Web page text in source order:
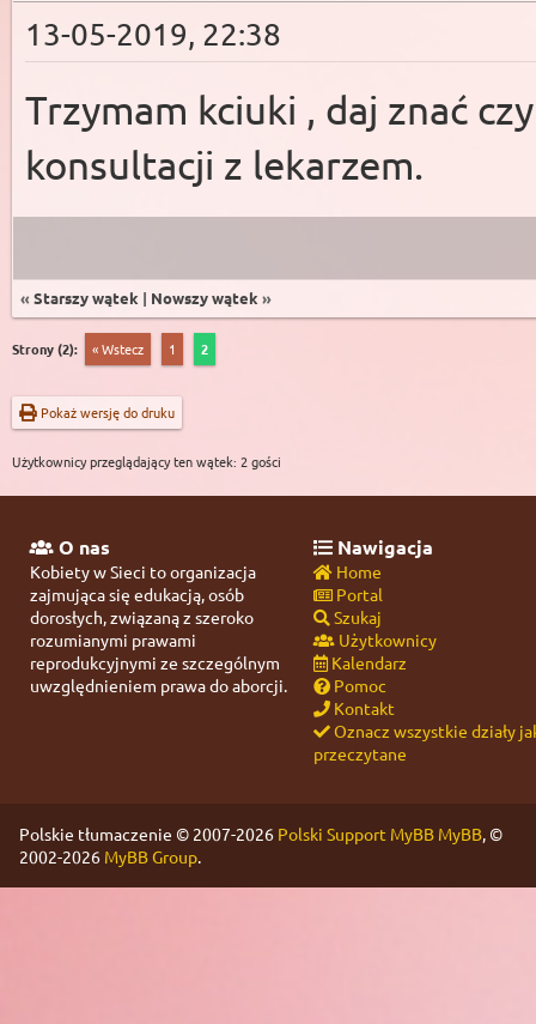
13-05-2019, 22:38
Trzymam kciuki , daj znać
konsultacji z lekarzem.
« Starszy wątek | Nowszy wątek »
Strony (2): « Wstecz 1 2
Pokaż wersję do druku
Użytkownicy przeglądający ten wątek: 2 gości
O nas
Kobiety w Sieci to organizacja
zajmująca się edukacją, osób
dorosłych, związaną z szeroko
rozumianymi prawami
reprodukcyjnymi ze szczególnym
uwzględnieniem prawa do aborcji.
Nawigacja
Home
Portal
Szukaj
Użytkownicy
Kalendarz
Pomoc
Kontakt
Oznacz wszystkie działy
przeczytane
Polskie tłumaczenie © 2007-2026 Polski Support MyBB MyBB, ©
2002-2026 MyBB Group.